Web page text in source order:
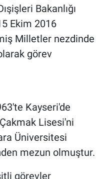
Bakanlığı
Ekim 2016
Milletler nezdinde
görev
Kayseri'de
Lisesi'ni
Üniversitesi
mezun olmuştur.
görevler